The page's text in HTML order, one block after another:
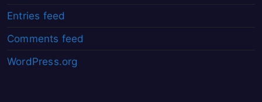
Entries feed
Comments feed
WordPress.org